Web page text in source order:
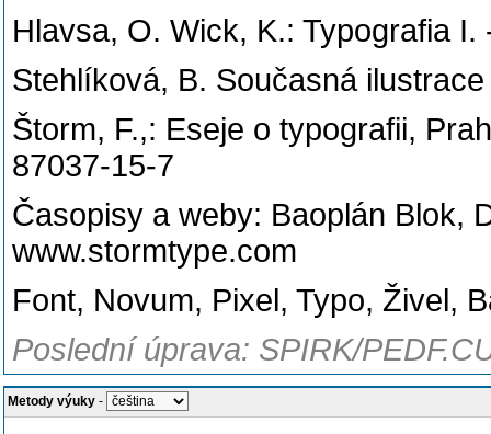
Hlavsa, O. Wick, K.: Typografia
Stehlíková, B. Současná
Štorm, F.,: Eseje o typografii,
87037-15-7
Časopisy a weby: Baoplán Blok,
www.stormtype.com
Font, Novum, Pixel, Typo, Živel,
Poslední úprava: SPIRK/
Metody výuky -